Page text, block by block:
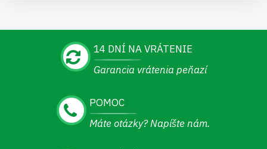
14 DNÍ NA VRÁTENIE
Garancia vrátenia peňazí
POMOC
Máte otázky? Napíšte nám.